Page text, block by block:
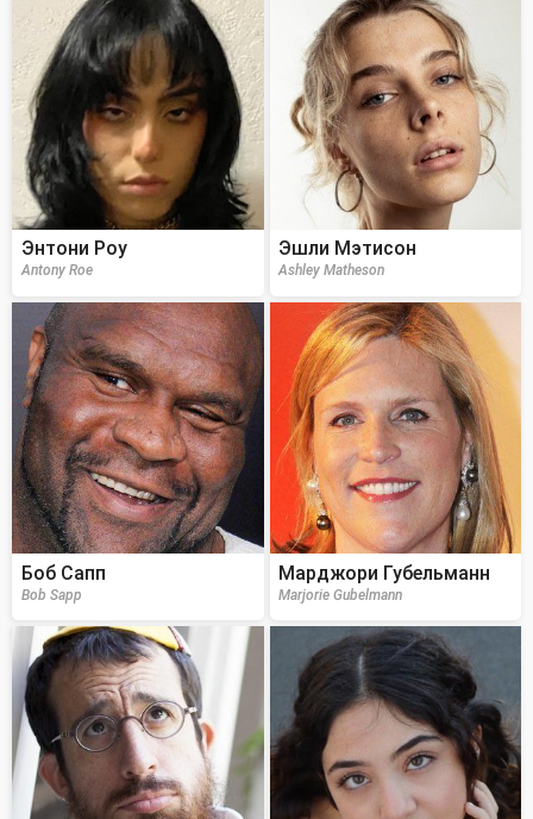
Энтони Роу
Antony Roe
Эшли Мэтисон
Ashley Matheson
Боб Сапп
Bob Sapp
Марджори Губельманн
Marjorie Gubelmann